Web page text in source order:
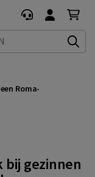
Roma-
gezinnen